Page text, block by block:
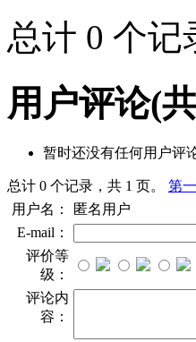
总计 0 个
用户评论(
暂时还没有任何用户评
总计 0 个记录，共 1 页。 第
用户名：
匿名用户
E-mail：
评价等
级：
评论内
容：